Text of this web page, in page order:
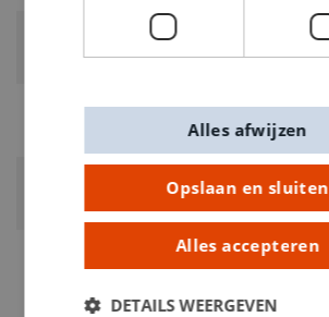
Houten kralen
GEWICHT
1863301
Opslaan en sluiten
Alles accepteren
Alles afwijzen
DETAILS WEERGEVEN